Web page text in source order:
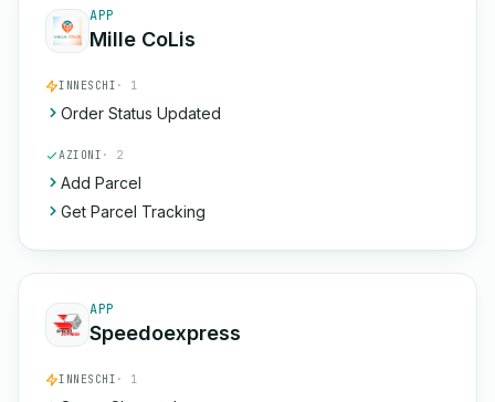
APP
Mille CoLis
INNESCHI · 1
Order Status Updated
AZIONI · 2
Add Parcel
Get Parcel Tracking
APP
Speedoexpress
INNESCHI · 1